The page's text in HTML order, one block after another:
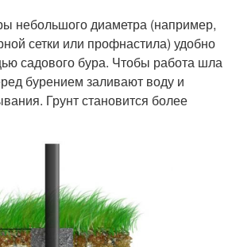
небольшого диаметра (например,
сетки или профнастила) удобно
садового бура. Чтобы работа шла
бурением заливают воду и
Грунт становится более